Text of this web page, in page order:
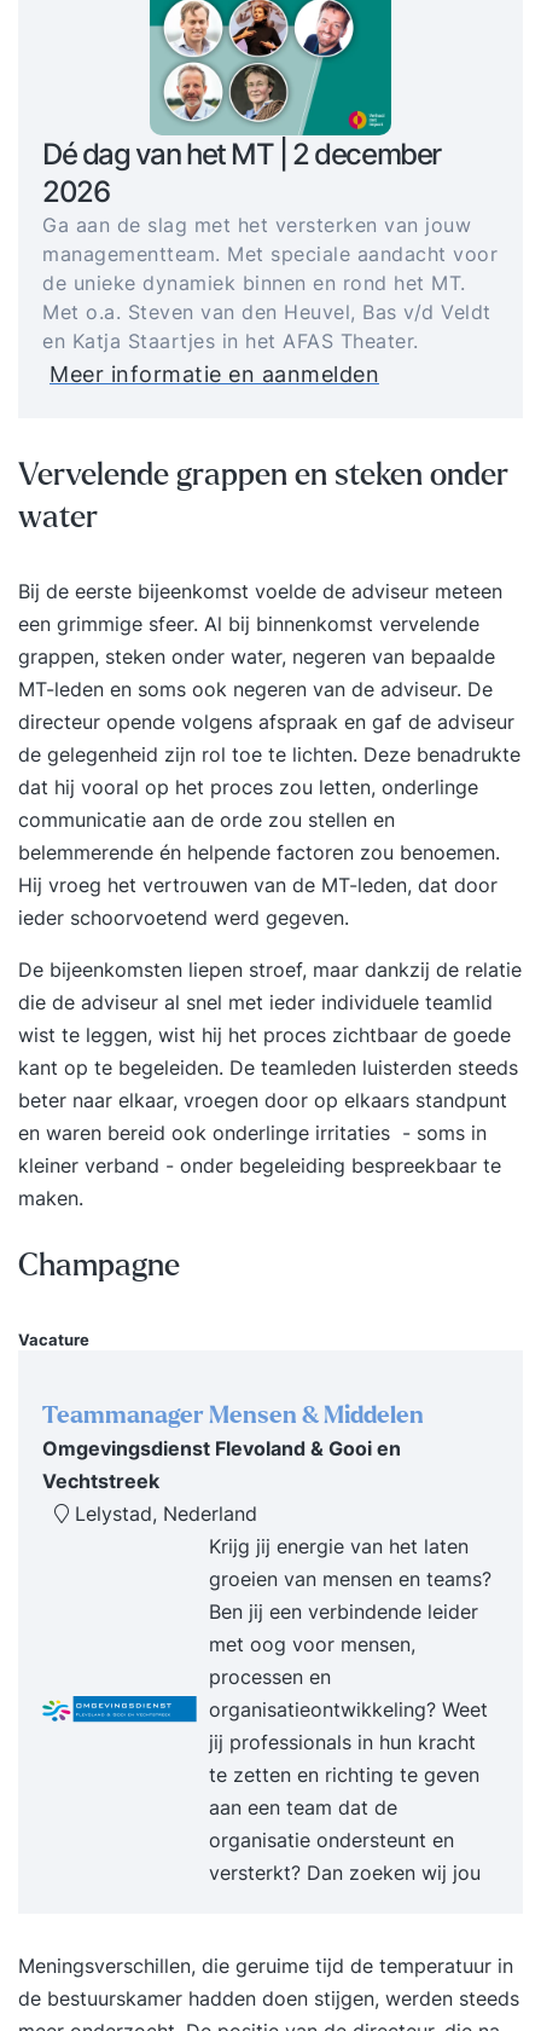
Dé dag van het MT | 2 december
2026
Ga aan de slag met het versterken van jouw
managementteam. Met speciale aandacht voor
de unieke dynamiek binnen en rond het MT.
Met o.a. Steven van den Heuvel, Bas v/d Veldt
en Katja Staartjes in het AFAS Theater.
Meer informatie en aanmelden
Vervelende grappen en steken onder
water
Bij de eerste bijeenkomst voelde de adviseur meteen
een grimmige sfeer. Al bij binnenkomst vervelende
grappen, steken onder water, negeren van bepaalde
MT-leden en soms ook negeren van de adviseur. De
directeur opende volgens afspraak en gaf de adviseur
de gelegenheid zijn rol toe te lichten. Deze benadrukte
dat hij vooral op het proces zou letten, onderlinge
communicatie aan de orde zou stellen en
belemmerende én helpende factoren zou benoemen.
Hij vroeg het vertrouwen van de MT-leden, dat door
ieder schoorvoetend werd gegeven.
De bijeenkomsten liepen stroef, maar dankzij de relatie
die de adviseur al snel met ieder individuele teamlid
wist te leggen, wist hij het proces zichtbaar de goede
kant op te begeleiden. De teamleden luisterden steeds
beter naar elkaar, vroegen door op elkaars standpunt
en waren bereid ook onderlinge irritaties - soms in
kleiner verband - onder begeleiding bespreekbaar te
maken.
Champagne
Vacature
Teammanager Mensen & Middelen
Omgevingsdienst Flevoland & Gooi en
Vechtstreek
Lelystad, Nederland
Krijg jij energie van het laten
groeien van mensen en teams?
Ben jij een verbindende leider
met oog voor mensen,
processen en
organisatieontwikkeling? Weet
jij professionals in hun kracht
te zetten en richting te geven
aan een team dat de
organisatie ondersteunt en
versterkt? Dan zoeken wij jou
Meningsverschillen, die geruime tijd de temperatuur in
de bestuurskamer hadden doen stijgen, werden steeds